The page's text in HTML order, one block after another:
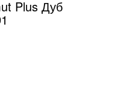
Plus Дуб